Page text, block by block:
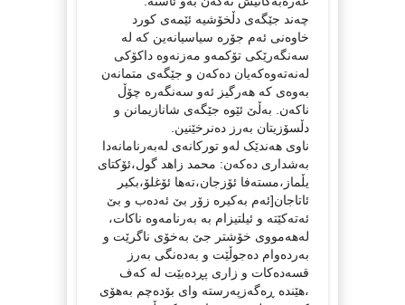
چەند جێگەی دڵخۆشیە ئێمەی کورد
خاوەنی ئەم جۆرە سیاسیانەین کە لە
سەنگەرێکی تۆکمەو مەزنەوە داکۆکی
لەنەتەوەکەیان دەکەن و جێگەی متمانەن
بەوەی کە هەرگیز ئەو سەنگەرە چۆڵ
ناکەن. بەڵێ ئێوە جێگەی شانازیمانن و
دڵسۆزیتان بەرز دەنرخێنین.
ناوی هەندێک لەو تورکانەی لەبەرنامانەدا
بەشداری دەکەن: محمد زاهد گول،ئۆکتای
یڵماز،مستەفا ئۆزجان،تەها ئۆغلۆ،بکیر
ئاتاجان[ئەم بەکیرە زۆر بێ ئەدەب و بێ
ئەتەکێتە و ئیلتیزام بە بەرنامەوە ناکات،
لەهەمووی خۆشتر جێ بەخۆی ناگرێت و
بەردەوام دەجوڵێت و بەدەنگی بەرز
قسەدەکات و زاری پڕدەبێت لە کەف
،هێندە ڕەگەزپەرستە وای بۆدەچم بەهۆی